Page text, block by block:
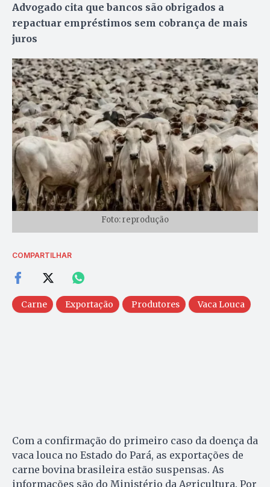
Advogado cita que bancos são obrigados a
repactuar empréstimos sem cobrança de mais
juros
Foto: reprodução
COMPARTILHAR
Carne Exportação Produtores Vaca Louca
Com a confirmação do primeiro caso da doença da
vaca louca no Estado do Pará, as exportações de
carne bovina brasileira estão suspensas. As
informações são do Ministério da Agricultura. Por